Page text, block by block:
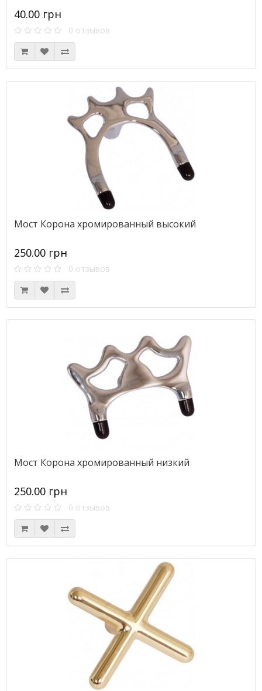
40.00 грн
0 отзывов
Мост Корона хромированный высокий
250.00 грн
0 отзывов
Мост Корона хромированный низкий
250.00 грн
0 отзывов